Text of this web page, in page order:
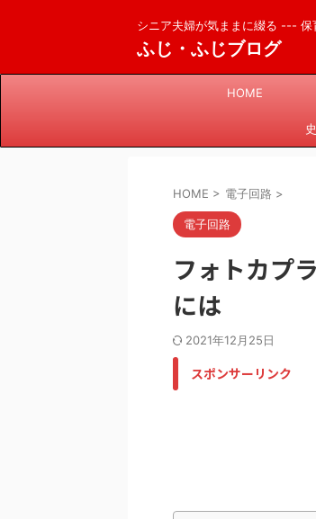
シニア夫婦が気ままに綴る ---
ふじ・ふじブログ
HOME
HOME > 電子回路 >
電子回路
フォトカプ
には
2021年12月25日
スポンサーリンク